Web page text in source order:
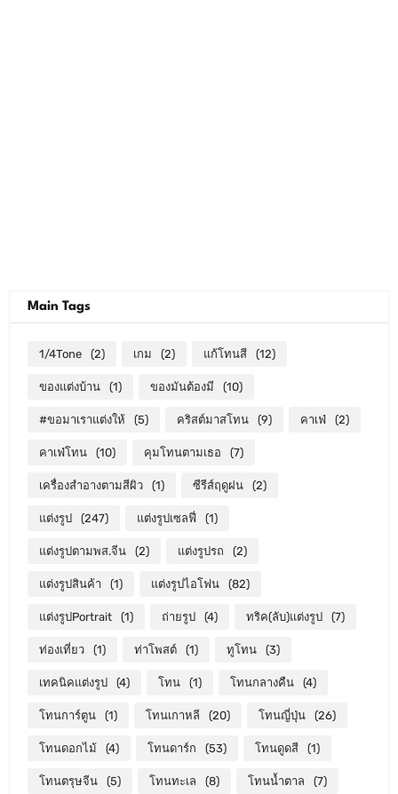
Main Tags
1/4Tone (2) เกม (2) แก้โทนสี (12)
ของแต่งบ้าน (1) ของมันต้องมี (10)
#ขอมาเราแต่งให้ (5) คริสต์มาสโทน (9) คาเฟ่ (2)
คาเฟ่โทน (10) คุมโทนตามเธอ (7)
เครื่องสำอางตามสีผิว (1) ซีรีส์ฤดูฝน (2)
แต่งรูป (247) แต่งรูปเซลฟี่ (1)
แต่งรูปตามพส.จีน (2) แต่งรูปรถ (2)
แต่งรูปสินค้า (1) แต่งรูปไอโฟน (82)
แต่งรูปPortrait (1) ถ่ายรูป (4) ทริค(ลับ)แต่งรูป (7)
ท่องเที่ยว (1) ท่าโพสต์ (1) ทูโทน (3)
เทคนิคแต่งรูป (4) โทน (1) โทนกลางคืน (4)
โทนการ์ตูน (1) โทนเกาหลี (20) โทนญี่ปุ่น (26)
โทนดอกไม้ (4) โทนดาร์ก (53) โทนดูดสี (1)
โทนตรุษจีน (5) โทนทะเล (8) โทนน้ำตาล (7)